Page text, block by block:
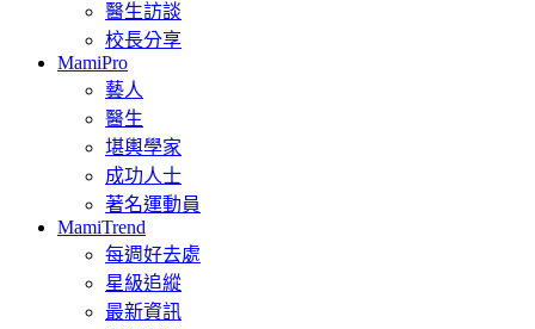
醫生訪談
校長分享
MamiPro
藝人
醫生
堪輿學家
成功人士
著名運動員
MamiTrend
每週好去處
星級追縱
最新資訊